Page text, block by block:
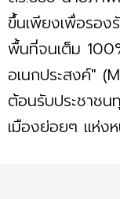
ขึ้นเพียงเพื่อรอ
พื้นที่จนเต็ม
อเนกประสงค์"
ต้อนรับประชาชน
เมืองย่อยๆ แห่ง